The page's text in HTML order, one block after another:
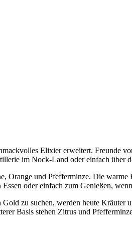
Elixier erweitert. Freunde
im Nock-Land oder einfach über
und Pfefferminze. Die warme
oder einfach zum Genießen,
zu suchen, werden heute Kräuter
Basis stehen Zitrus und